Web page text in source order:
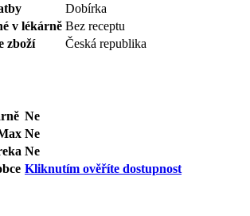
Dobírka
v lékárně Bez receptu
zboží
Česká republika
Ne
Ne
Ne
Kliknutím ověříte dostupnost